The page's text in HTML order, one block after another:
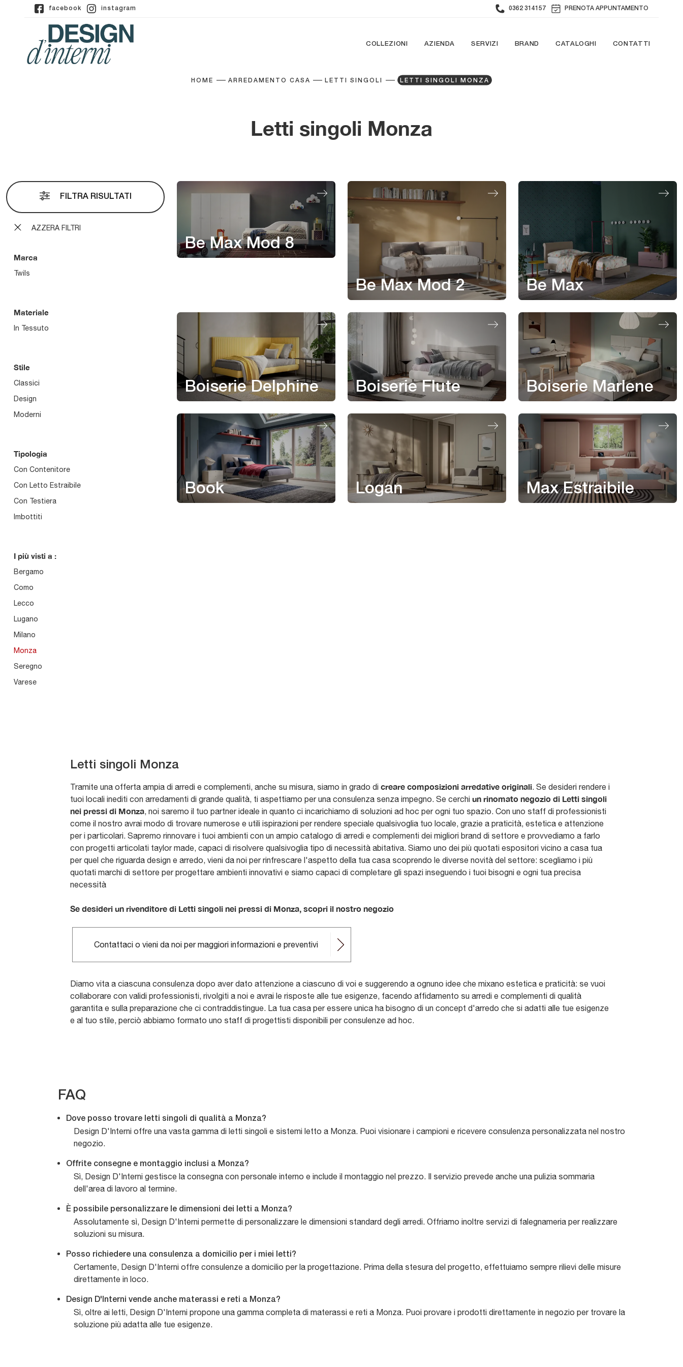
facebook instagram 0362 314157 PRENOTA APPUNTAMENTO
COLLEZIONI AZIENDA SERVIZI BRAND CATALOGHI CONTATTI
HOME ARREDAMENTO CASA LETTI SINGOLI LETTI SINGOLI MONZA
Letti singoli Monza
FILTRA RISULTATI
AZZERA FILTRI
Marca
Twils
Materiale
In Tessuto
Stile
Classici
Design
Moderni
Tipologia
Con Contenitore
Con Letto Estraibile
Con Testiera
Imbottiti
I più visti a :
Bergamo
Como
Lecco
Lugano
Milano
Monza
Seregno
Varese
Be Max Mod 8
Be Max Mod 2 Be Max
Boiserie Delphine Boiserie Flute Boiserie Marlene
Book Logan Max Estraibile
Letti singoli Monza
Tramite una offerta ampia di arredi e complementi, anche su misura, siamo in grado di creare composizioni arredative originali . Se desideri rendere i
tuoi locali inediti con arredamenti di grande qualità, ti aspettiamo per una consulenza senza impegno. Se cerchi un rinomato negozio di Letti singoli
nei pressi di Monza , noi saremo il tuo partner ideale in quanto ci incarichiamo di soluzioni ad hoc per ogni tuo spazio. Con uno staff di professionisti
come il nostro avrai modo di trovare numerose e utili ispirazioni per rendere speciale qualsivoglia tuo locale, grazie a praticità, estetica e attenzione
per i particolari. Sapremo rinnovare i tuoi ambienti con un ampio catalogo di arredi e complementi dei migliori brand di settore e provvediamo a farlo
con progetti articolati taylor made, capaci di risolvere qualsivoglia tipo di necessità abitativa. Siamo uno dei più quotati espositori vicino a casa tua
per quel che riguarda design e arredo, vieni da noi per rinfrescare l'aspetto della tua casa scoprendo le diverse novità del settore: scegliamo i più
quotati marchi di settore per progettare ambienti innovativi e siamo capaci di completare gli spazi inseguendo i tuoi bisogni e ogni tua precisa
necessità
Se desideri un rivenditore di Letti singoli nei pressi di Monza, scopri il nostro negozio
Contattaci o vieni da noi per maggiori informazioni e preventivi
Diamo vita a ciascuna consulenza dopo aver dato attenzione a ciascuno di voi e suggerendo a ognuno idee che mixano estetica e praticità: se vuoi
collaborare con validi professionisti, rivolgiti a noi e avrai le risposte alle tue esigenze, facendo affidamento su arredi e complementi di qualità
garantita e sulla preparazione che ci contraddistingue. La tua casa per essere unica ha bisogno di un concept d'arredo che si adatti alle tue esigenze
e al tuo stile, perciò abbiamo formato uno staff di progettisti disponibili per consulenze ad hoc.
FAQ
Dove posso trovare letti singoli di qualità a Monza?
Design D'Interni offre una vasta gamma di letti singoli e sistemi letto a Monza. Puoi visionare i campioni e ricevere consulenza personalizzata nel nostro
negozio.
Offrite consegne e montaggio inclusi a Monza?
Sì, Design D'Interni gestisce la consegna con personale interno e include il montaggio nel prezzo. Il servizio prevede anche una pulizia sommaria
dell'area di lavoro al termine.
È possibile personalizzare le dimensioni dei letti a Monza?
Assolutamente sì, Design D'Interni permette di personalizzare le dimensioni standard degli arredi. Offriamo inoltre servizi di falegnameria per realizzare
soluzioni su misura.
Posso richiedere una consulenza a domicilio per i miei letti?
Certamente, Design D'Interni offre consulenze a domicilio per la progettazione. Prima della stesura del progetto, effettuiamo sempre rilievi delle misure
direttamente in loco.
Design D'Interni vende anche materassi e reti a Monza?
Sì, oltre ai letti, Design D'Interni propone una gamma completa di materassi e reti a Monza. Puoi provare i prodotti direttamente in negozio per trovare la
soluzione più adatta alle tue esigenze.